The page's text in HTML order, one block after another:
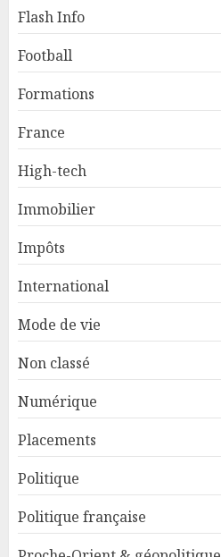
Flash Info
Football
Formations
France
High-tech
Immobilier
Impôts
International
Mode de vie
Non classé
Numérique
Placements
Politique
Politique française